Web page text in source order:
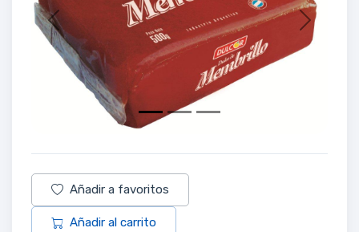
Previous Next
Añadir a favoritos
Añadir al carrito